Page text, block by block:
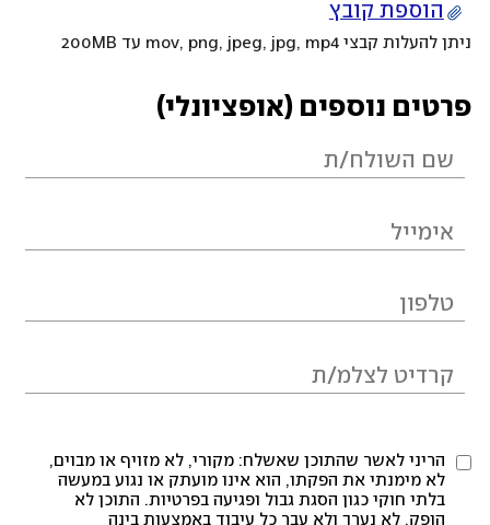
הוספת קובץ
ניתן להעלות קבצי mov, png, jpeg, jpg, mp4 עד 200MB
פרטים נוספים (אופציונלי)
הריני לאשר שהתוכן שאשלח: מקורי, לא מזויף או מבוים,
לא מימנתי את הפקתו, הוא אינו מועתק או נגוע במעשה
בלתי חוקי כגון הסגת גבול ופגיעה בפרטיות. התוכן לא
הופק, לא נערך ולא עבר כל עיבוד באמצעות בינה